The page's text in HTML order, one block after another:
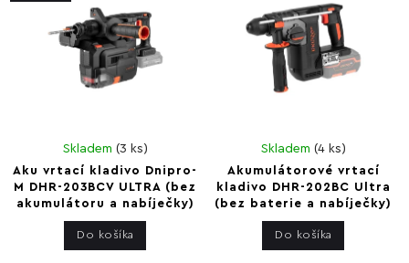
Aku vrtací kladivo Dnipro-
M DHR-203BCV ULTRA (bez
akumulátoru a nabíječky)
Skladem (3 ks)
Do košíka
Akumulátorové vrtací
kladivo DHR-202BC Ultra
(bez baterie a nabíječky)
Skladem (4 ks)
Do košíka